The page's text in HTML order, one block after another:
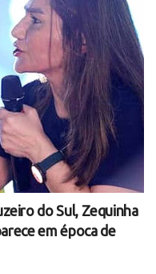
do Sul, Zequinha
em época de